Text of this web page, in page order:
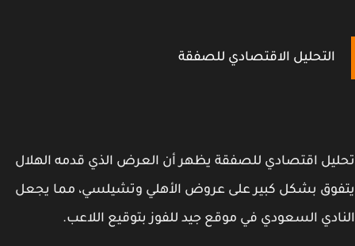
التحليل الاقتصادي للصفقة
اقتصادي للصفقة يظهر أن العرض الذي قدمه الهلال
بشكل كبير على عروض الأهلي وتشيلسي، مما يجعل
السعودي في موقع جيد للفوز بتوقيع اللاعب.